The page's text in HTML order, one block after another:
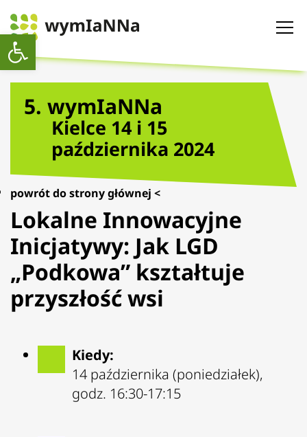
Otwórz pasek narzędzi
5. wymIaNNa
Kielce 14 i 15
października 2024
powrót do strony głównej <
Lokalne Innowacyjne
Inicjatywy: Jak LGD
„Podkowa” kształtuje
przyszłość wsi
Kiedy:
14 października (poniedziałek),
godz. 16:30-17:15